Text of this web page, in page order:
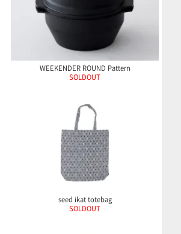
WEEKENDER ROUND Pattern
SOLDOUT
seed ikat totebag
SOLDOUT